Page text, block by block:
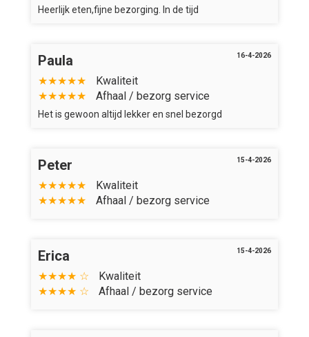
Heerlijk eten,fijne bezorging. In de tijd
Paula
★★★★★
Kwaliteit
★★★★★
Afhaal / bezorg service
Het is gewoon altijd lekker en snel bezorgd
16-4-2026
Peter
★★★★★
Kwaliteit
★★★★★
Afhaal / bezorg service
15-4-2026
Erica
★★★★ ☆
Kwaliteit
★★★★ ☆
Afhaal / bezorg service
15-4-2026